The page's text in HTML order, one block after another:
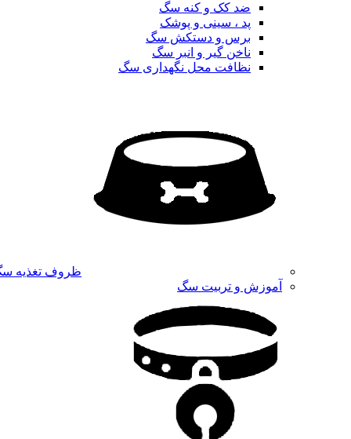
ضد کک و کنه سگ
پد ، سینی و پوشک
برس و دستکش سگ
ناخن گیر و انبر سگ
نظافت محل نگهداری سگ
ظروف تغذیه
آموزش و تربیت سگ